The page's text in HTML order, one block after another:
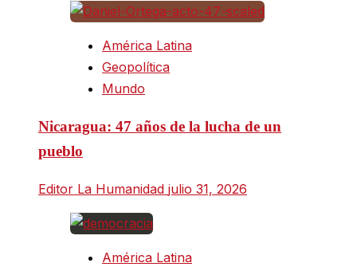
América Latina
Geopolítica
Mundo
Nicaragua: 47 años de la lucha de un
pueblo
Editor La Humanidad julio 31, 2026
América Latina